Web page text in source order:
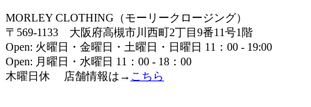
MORLEY CLOTHING（モーリークロージング）
〒569-1133 大阪府高槻市川西町2丁目9番11号1階
Open: 火曜日・金曜日・土曜日・日曜日 11：00 - 19:00
Open: 月曜日・水曜日 11：00 - 18：00
木曜日休 店舗情報は→ こちら